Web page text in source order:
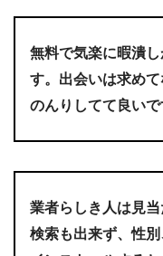
無料で気楽に暇潰
す。出会いは求め
のんりしてて良いで
業者らしき人は見
検索も出来ず、性